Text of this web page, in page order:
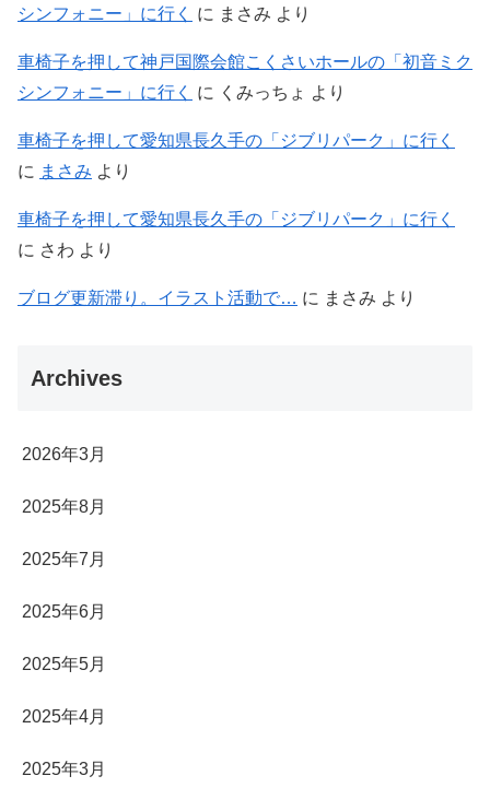
シンフォニー」に行く
に まさみ より
車椅子を押して神戸国際会館こくさいホールの「初音ミク
シンフォニー」に行く
に くみっちょ より
車椅子を押して愛知県長久手の「ジブリパーク」に行く
に まさみ より
車椅子を押して愛知県長久手の「ジブリパーク」に行く
に さわ より
ブログ更新滞り。イラスト活動で… に まさみ より
Archives
2026年3月
2025年8月
2025年7月
2025年6月
2025年5月
2025年4月
2025年3月